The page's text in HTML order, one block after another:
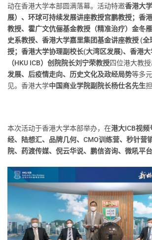
动在香港大学本部圆满落幕。活动特邀香港大
展）、环球可持续发展讲座教授宫鹏教授；香
教授、霍广文伉俪基金教授（精准治疗）金冬
史系教授、香港大学嘉里集团基金讲座教授 (
授；香港大学协理副校长(大湾区发展)、香港
（HKU ICB）创院院长刘宁荣教授四位港大教
发展、后疫情走向、历史文化及政经局势等多
见。香港大学中国商业学院副院长杨仕名先生
本次活动于香港大学本部举办，在港大ICB视频
经、陆想汇、品牌几何、CMO训练营、秒针营
院、药渡传媒、倪云华说、鹏信咨询、微吼平台